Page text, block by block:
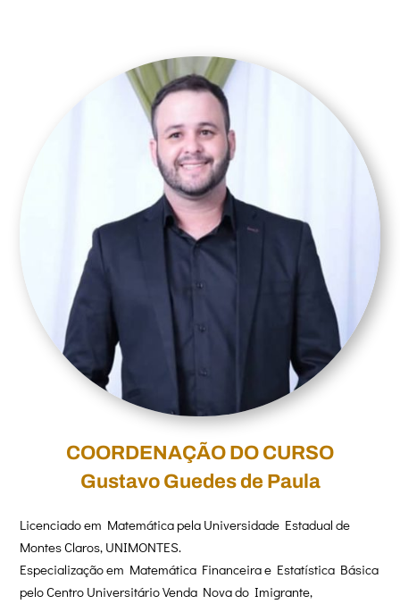
COORDENAÇÃO DO CURSO
Gustavo Guedes de Paula
Licenciado em Matemática pela Universidade Estadual de
Montes Claros, UNIMONTES.
Especialização em Matemática Financeira e Estatística Básica
pelo Centro Universitário Venda Nova do Imigrante,